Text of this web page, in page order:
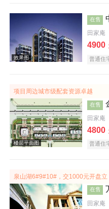
实景图
效果图
在售
田家庵
4900
普通住
项目周边城市级配套资源卓越
在售
田家庵
4800
普通住
泉山湖6#9#10#，交1000元开盘立
在售
田家庵